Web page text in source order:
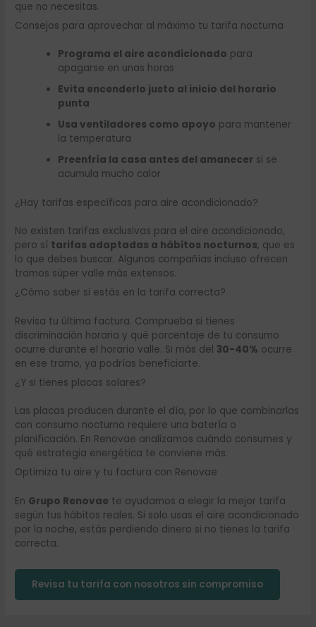
que no necesitas.
Consejos para aprovechar al máximo tu tarifa nocturna
Programa el aire acondicionado para
apagarse en unas horas
Evita encenderlo justo al inicio del horario
punta
Usa ventiladores como apoyo para mantener
la temperatura
Preenfría la casa antes del amanecer si se
acumula mucho calor
¿Hay tarifas específicas para aire acondicionado?
No existen tarifas exclusivas para el aire acondicionado,
pero sí tarifas adaptadas a hábitos nocturnos, que es
lo que debes buscar. Algunas compañías incluso ofrecen
tramos súper valle más extensos.
¿Cómo saber si estás en la tarifa correcta?
Revisa tu última factura. Comprueba si tienes
discriminación horaria y qué porcentaje de tu consumo
ocurre durante el horario valle. Si más del 30-40% ocurre
en ese tramo, ya podrías beneficiarte.
¿Y si tienes placas solares?
Las placas producen durante el día, por lo que combinarlas
con consumo nocturno requiere una batería o
planificación. En Renovae analizamos cuándo consumes y
qué estrategia energética te conviene más.
Optimiza tu aire y tu factura con Renovae
En Grupo Renovae te ayudamos a elegir la mejor tarifa
según tus hábitos reales. Si solo usas el aire acondicionado
por la noche, estás perdiendo dinero si no tienes la tarifa
correcta.
Revisa tu tarifa con nosotros sin compromiso